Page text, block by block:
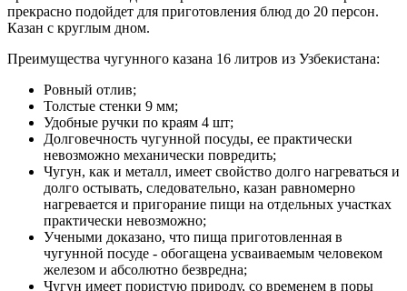
прекрасно подойдет для приготовления блюд до 20 персон.
Казан с круглым дном.
Преимущества чугунного казана 16 литров из Узбекистана:
Ровный отлив;
Толстые стенки 9 мм;
Удобные ручки по краям 4 шт;
Долговечность чугунной посуды, ее практически
невозможно механически повредить;
Чугун, как и металл, имеет свойство долго нагреваться и
долго остывать, следовательно, казан равномерно
нагревается и пригорание пищи на отдельных участках
практически невозможно;
Учеными доказано, что пища приготовленная в
чугунной посуде - обогащена усваиваемым человеком
железом и абсолютно безвредна;
Чугун имеет пористую природу, со временем в поры